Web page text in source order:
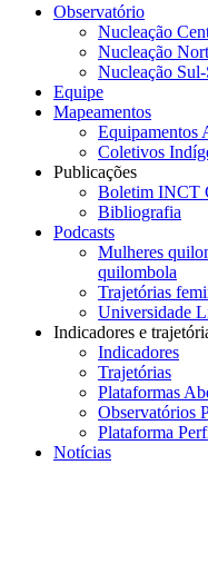
Observatório
Nucleação
Nucleação
Nucleação Sul-
Equipe
Mapeamentos
Equipamentos
Coletivos
Publicações
Boletim INCT
Bibliografia
Podcasts
Mulheres
quilombola
Trajetórias
Universidade
Indicadores e
Indicadores
Trajetórias
Plataformas
Observatórios
Plataforma
Notícias